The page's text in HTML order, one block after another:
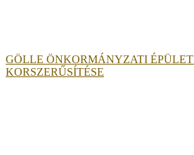
GÖLLE ÖNKORMÁNYZATI
KORSZERŰSÍTÉSE